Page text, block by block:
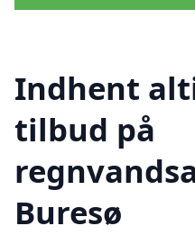
Indhent
tilbud på
Buresø